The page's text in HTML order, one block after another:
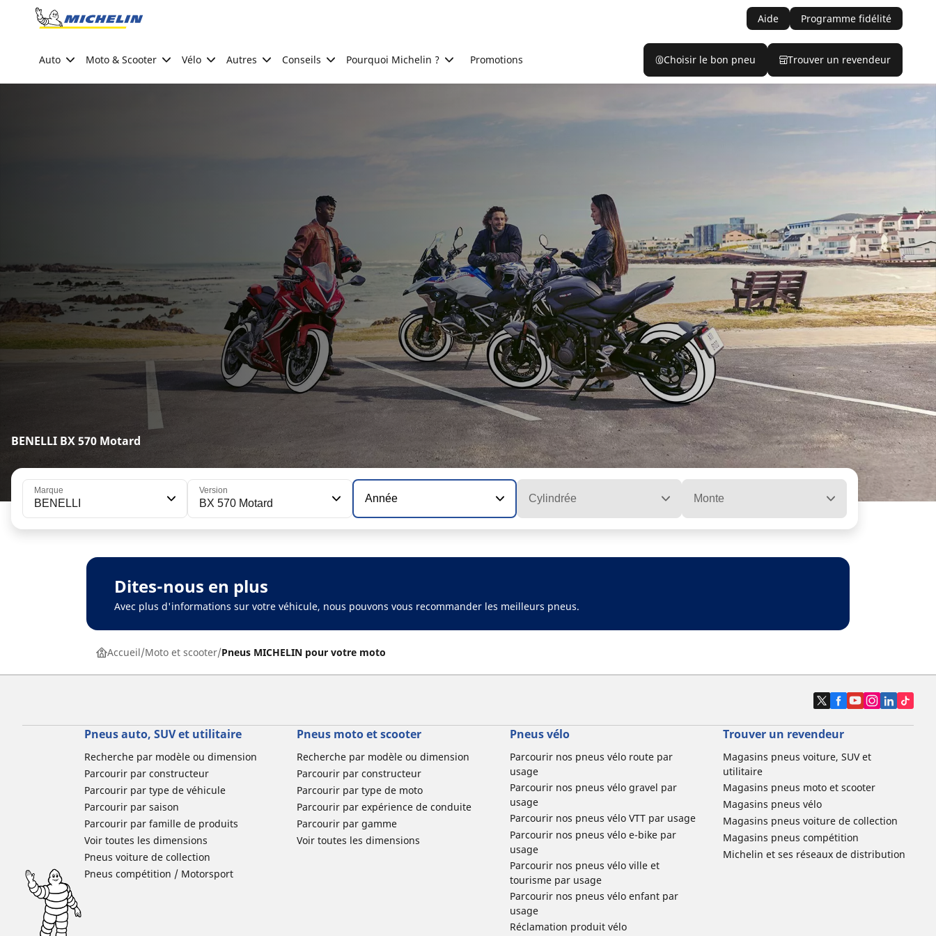
Go to page content
Aide Programme fidélité
Auto Moto & Scooter Vélo Autres Conseils Pourquoi Michelin ? Promotions Choisir le bon pneu Trouver un revendeur
BENELLI BX 570 Motard
Marque
BENELLI
Version
BX 570 Motard Année Cylindrée Monte
Dites-nous en plus
Avec plus d'informations sur votre véhicule, nous pouvons vous recommander les meilleurs pneus.
Accueil Moto et scooter Pneus MICHELIN pour votre moto
Pneus auto, SUV et utilitaire
Recherche par modèle ou dimension
Parcourir par constructeur
Parcourir par type de véhicule
Parcourir par saison
Parcourir par famille de produits
Voir toutes les dimensions
Pneus voiture de collection
Pneus compétition / Motorsport
Pneus moto et scooter
Recherche par modèle ou dimension
Parcourir par constructeur
Parcourir par type de moto
Parcourir par expérience de conduite
Parcourir par gamme
Voir toutes les dimensions
Pneus vélo
Parcourir nos pneus vélo route par
usage
Parcourir nos pneus vélo gravel par
usage
Parcourir nos pneus vélo VTT par usage
Parcourir nos pneus vélo e-bike par
usage
Parcourir nos pneus vélo ville et
tourisme par usage
Parcourir nos pneus vélo enfant par
usage
Réclamation produit vélo
Trouver un revendeur
Magasins pneus voiture, SUV et
utilitaire
Magasins pneus moto et scooter
Magasins pneus vélo
Magasins pneus voiture de collection
Magasins pneus compétition
Michelin et ses réseaux de distribution